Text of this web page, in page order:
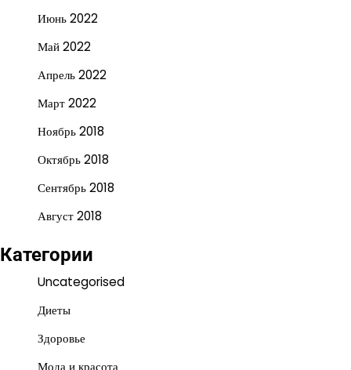
Июнь 2022
Май 2022
Апрель 2022
Март 2022
Ноябрь 2018
Октябрь 2018
Сентябрь 2018
Август 2018
Категории
Uncategorised
Диеты
Здоровье